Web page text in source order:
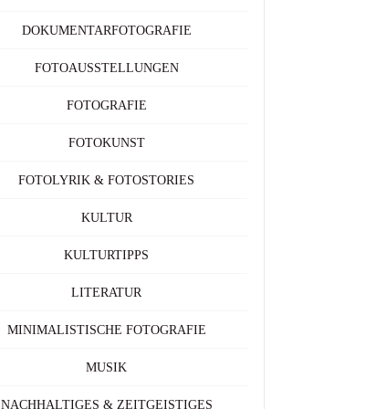
DOKUMENTARFOTOGRAFIE
FOTOAUSSTELLUNGEN
FOTOGRAFIE
FOTOKUNST
FOTOLYRIK & FOTOSTORIES
KULTUR
KULTURTIPPS
LITERATUR
MINIMALISTISCHE FOTOGRAFIE
MUSIK
NACHHALTIGES & ZEITGEISTIGES